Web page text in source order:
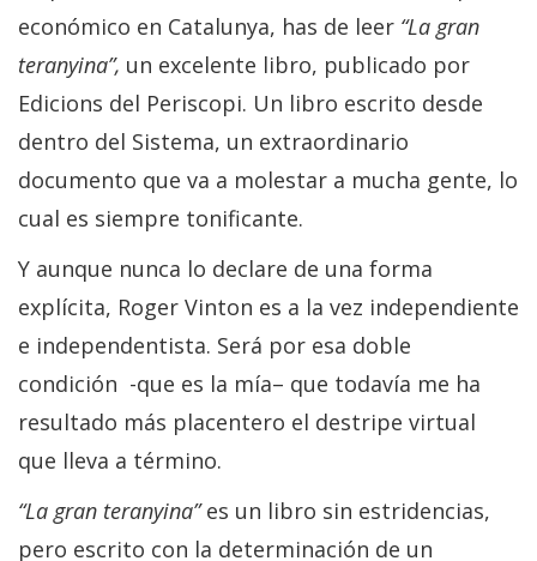
económico en Catalunya, has de leer “La gran
teranyina”, un excelente libro, publicado por
Edicions del Periscopi. Un libro escrito desde
dentro del Sistema, un extraordinario
documento que va a molestar a mucha gente, lo
cual es siempre tonificante.
Y aunque nunca lo declare de una forma
explícita, Roger Vinton es a la vez independiente
e independentista. Será por esa doble
condición -que es la mía– que todavía me ha
resultado más placentero el destripe virtual
que lleva a término.
“La gran teranyina”es un libro sin estridencias,
pero escrito con la determinación de un